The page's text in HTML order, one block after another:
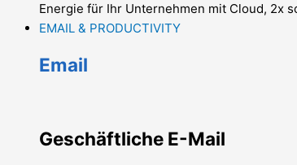
Energie für Ihr Unternehmen mit Cloud, 2x
EMAIL & PRODUCTIVITY
Email
Geschäftliche E-Mail